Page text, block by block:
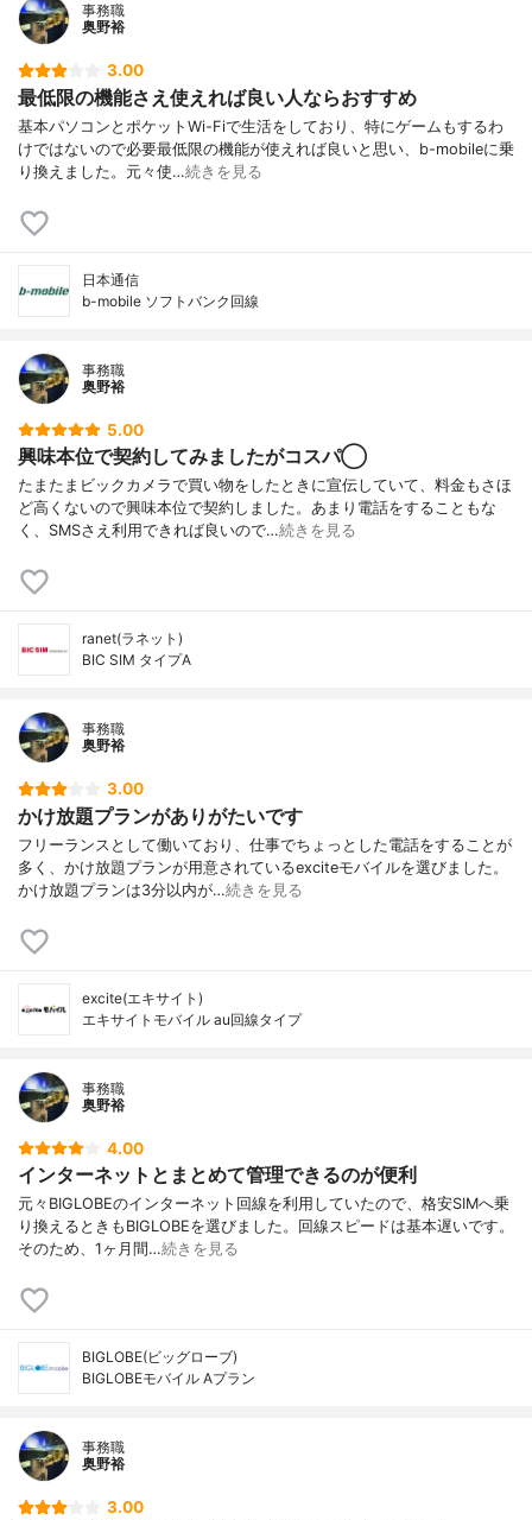
事務職
奥野裕
3.00
最低限の機能さえ使えれば良い人ならおすすめ
基本パソコンとポケットWi-Fiで生活をしており、特にゲームもするわ
けではないので必要最低限の機能が使えれば良いと思い、b-mobileに乗
り換えました。元々使…続きを見る
日本通信
b-mobile ソフトバンク回線
事務職
奥野裕
5.00
興味本位で契約してみましたがコスパ◯
たまたまビックカメラで買い物をしたときに宣伝していて、料金もさほ
ど高くないので興味本位で契約しました。あまり電話をすることもな
く、SMSさえ利用できれば良いので…続きを見る
ranet(ラネット)
BIC SIM タイプA
事務職
奥野裕
3.00
かけ放題プランがありがたいです
フリーランスとして働いており、仕事でちょっとした電話をすることが
多く、かけ放題プランが用意されているexciteモバイルを選びました。
かけ放題プランは3分以内が…続きを見る
excite(エキサイト)
エキサイトモバイル au回線タイプ
事務職
奥野裕
4.00
インターネットとまとめて管理できるのが便利
元々BIGLOBEのインターネット回線を利用していたので、格安SIMへ乗
り換えるときもBIGLOBEを選びました。回線スピードは基本遅いです。
そのため、1ヶ月間…続きを見る
BIGLOBE(ビッグローブ)
BIGLOBEモバイル Aプラン
事務職
奥野裕
3.00